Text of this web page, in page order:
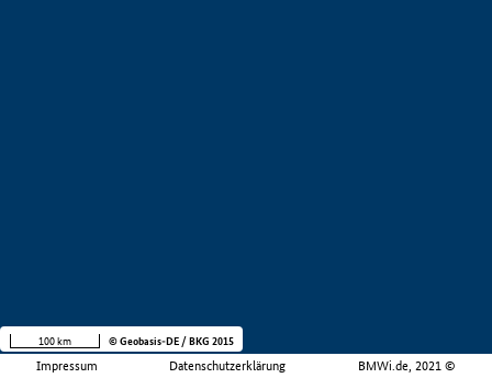
Impressum Datenschutzerklärung BMWi.de, 2021 ©
100 km © Geobasis-DE / BKG 2015